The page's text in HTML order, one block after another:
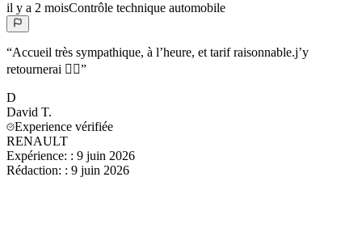
il y a 2 moisContrôle technique automobile
“Accueil très sympathique, à l’heure, et tarif raisonnable.j’y
retournerai 👍🏻”
D
David T.
Experience vérifiée
RENAULT
Expérience: : 9 juin 2026
Rédaction: : 9 juin 2026